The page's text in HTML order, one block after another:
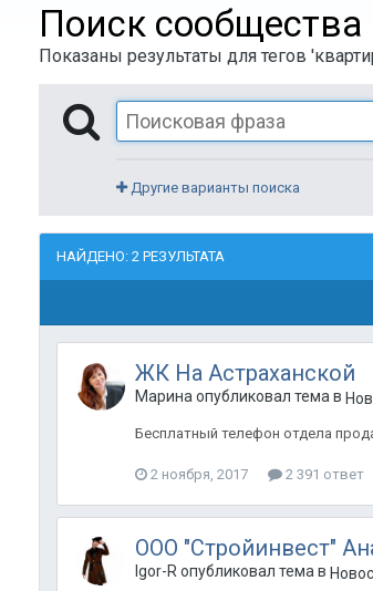
Поиск сообщества
Показаны результаты для тегов
Другие варианты поиска
НАЙДЕНО: 2 РЕЗУЛЬТАТА
ЖК На Астраханской
Марина опубликовал тема в
Бесплатный телефон отдела
2 ноября, 2017 2 391 ответ
ООО "Стройинвест"
Igor-R опубликовал тема в